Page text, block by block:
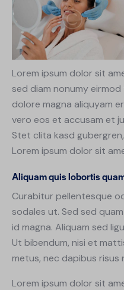
Lorem ipsum dolor sit
sed diam nonumy
dolore magna aliquyam
vero eos et accusam et
Stet clita kasd
Lorem ipsum dolor sit
Aliquam quis lobortis
Curabitur pellentesque
sodales ut. Sed sed
id magna. Aliquam sed
Ut bibendum, nisi et
metus, nec dapibus risus
Lorem ipsum dolor sit